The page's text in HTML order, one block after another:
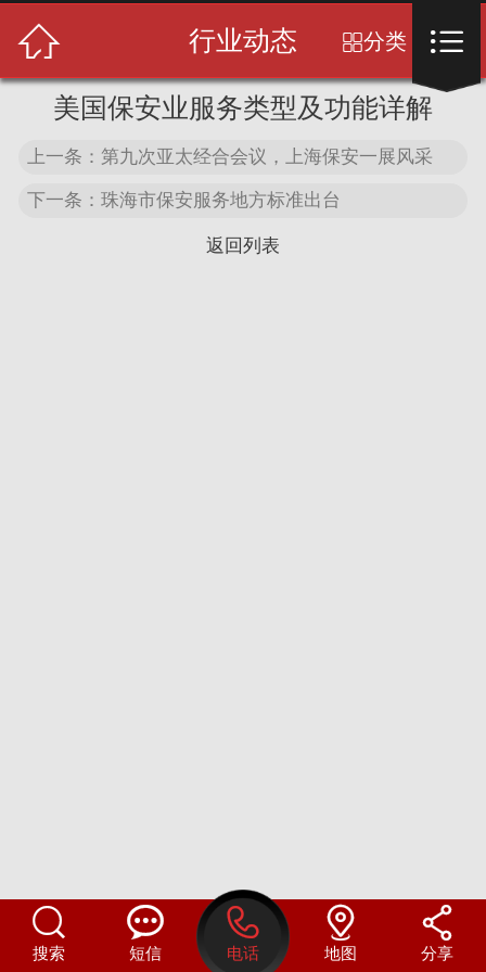
关于我们
服务中心
 行业动态 分类 
美国保安业服务类型及功能详解
上一条：第九次亚太经合会议，上海保安一展风采
下一条：珠海市保安服务地方标准出台
返回列表

搜索

短信

电话

地图

分享